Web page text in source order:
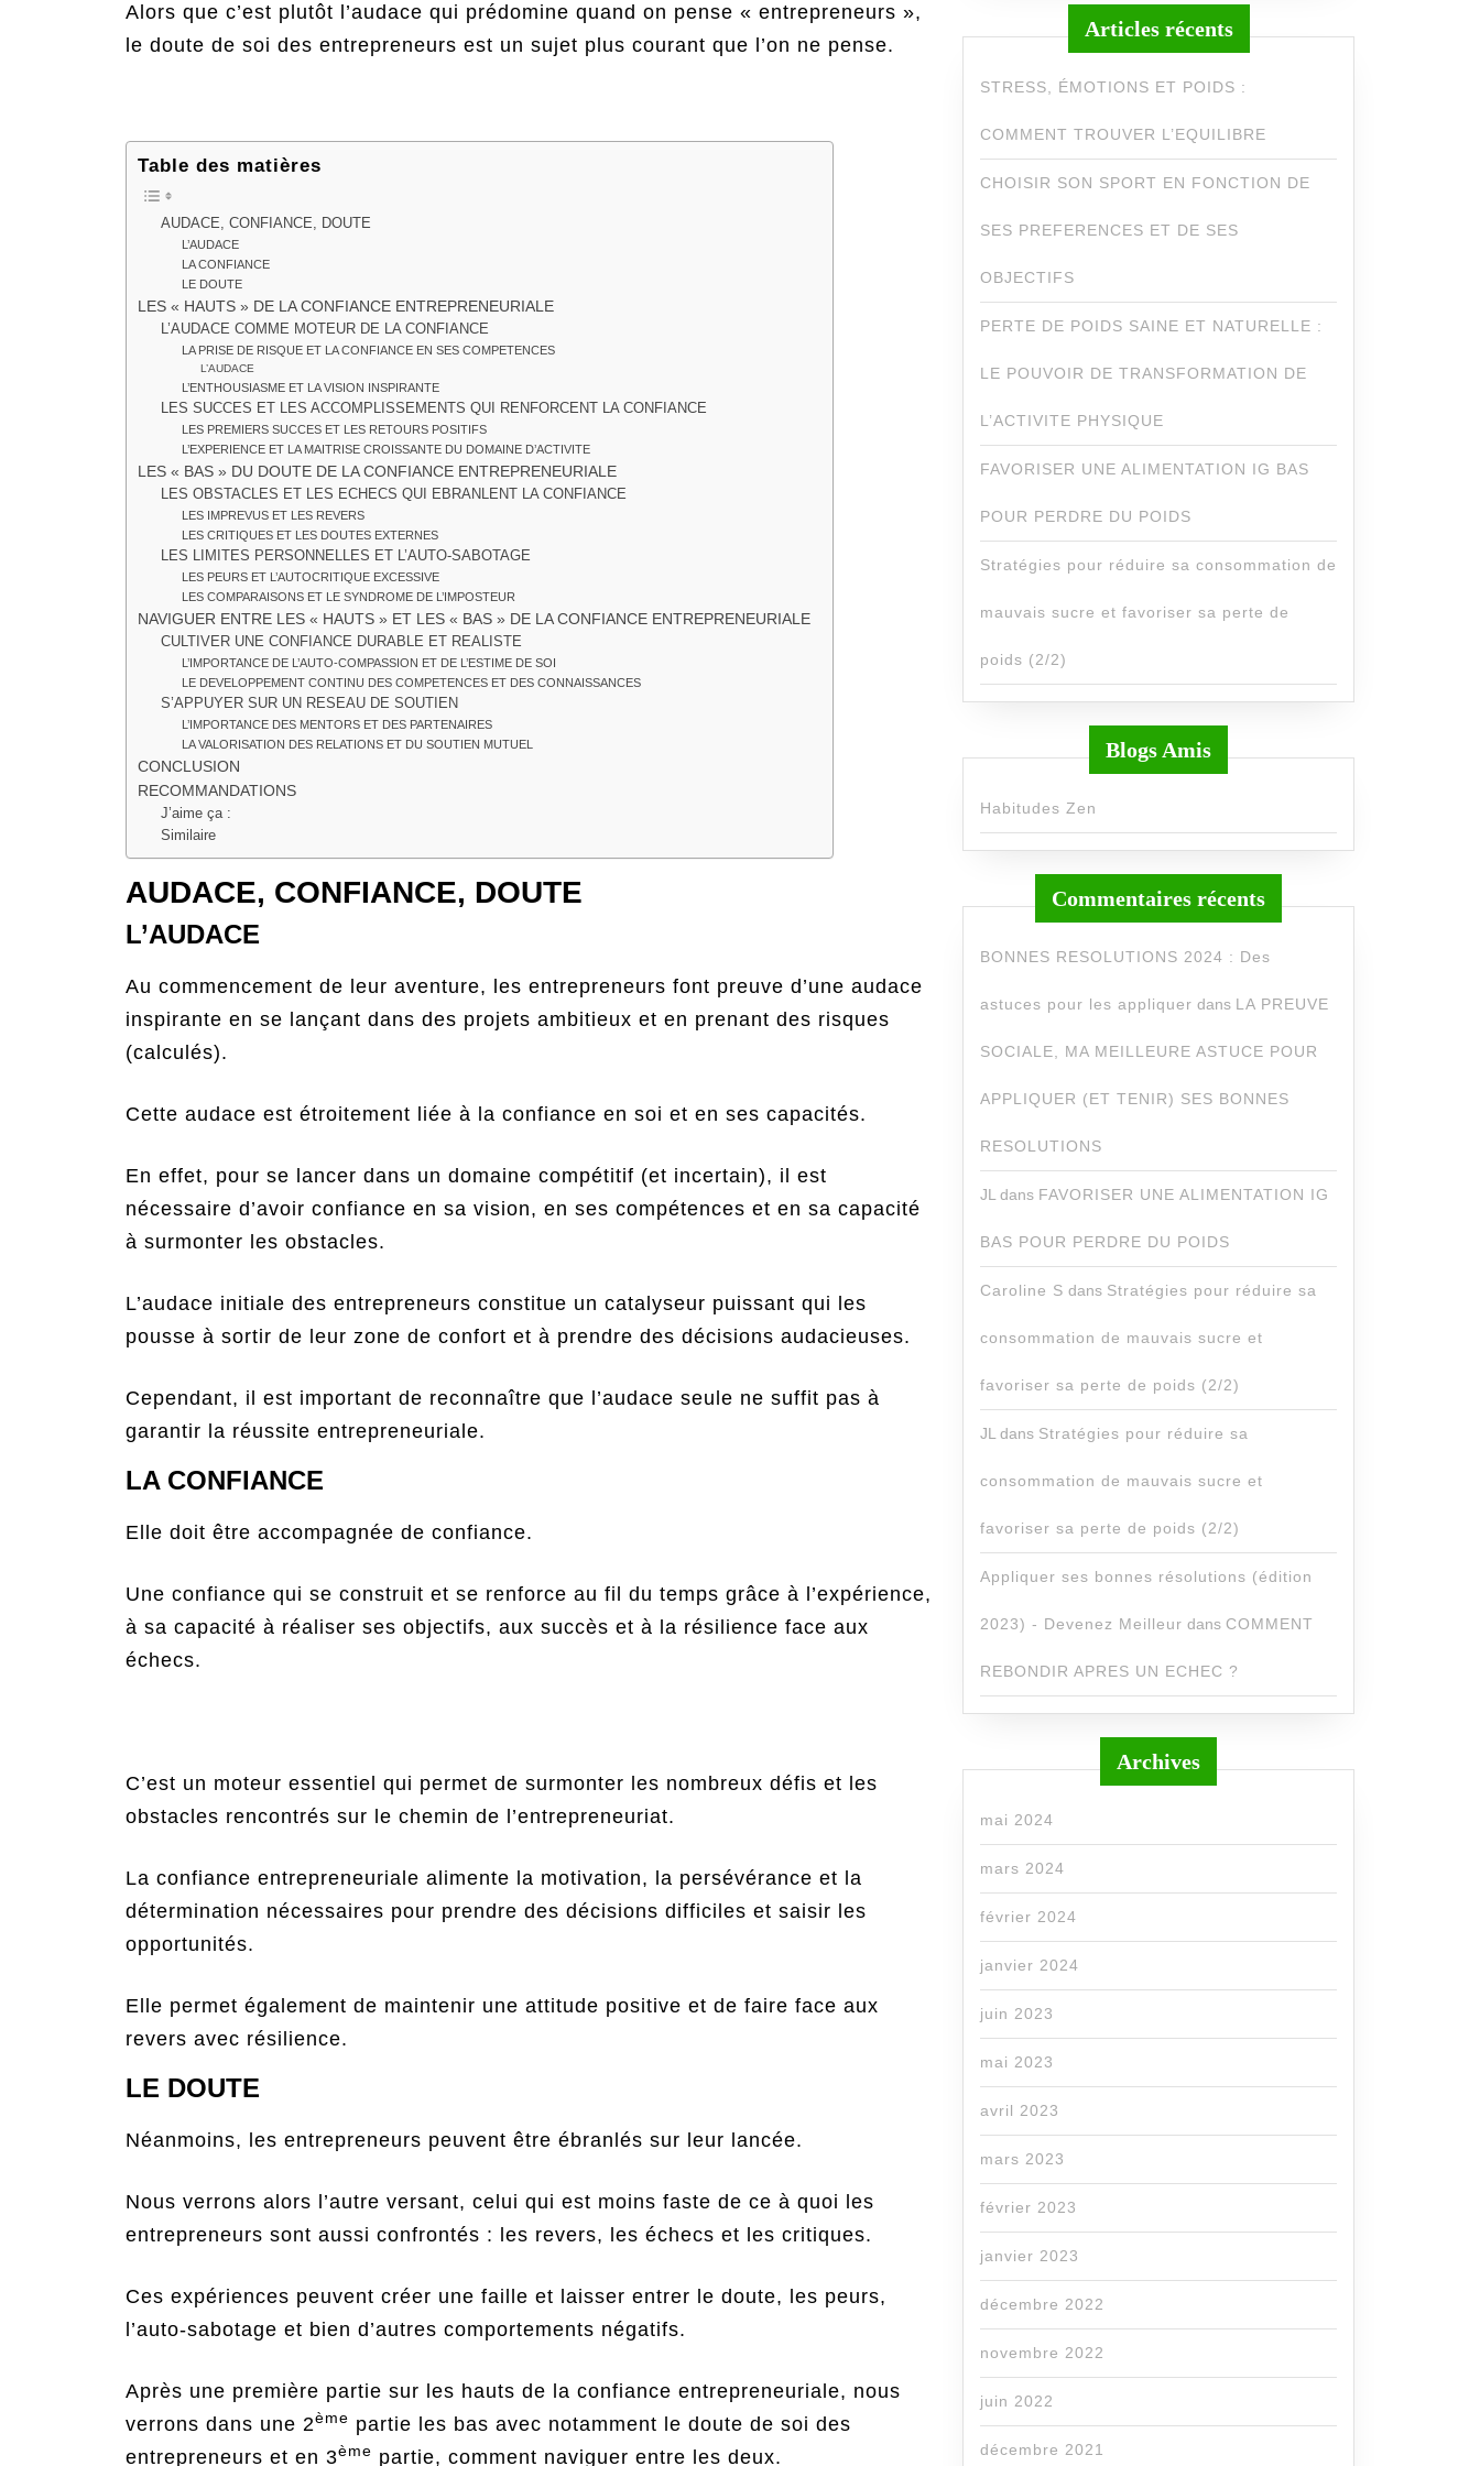
Alors que c’est plutôt l’audace qui prédomine quand on pense « entrepreneurs »,
le doute de soi des entrepreneurs est un sujet plus courant que l’on ne pense.
Table des matières
AUDACE, CONFIANCE, DOUTE
L’AUDACE
LA CONFIANCE
LE DOUTE
LES « HAUTS » DE LA CONFIANCE ENTREPRENEURIALE
L’AUDACE COMME MOTEUR DE LA CONFIANCE
LA PRISE DE RISQUE ET LA CONFIANCE EN SES COMPETENCES
L’AUDACE
L’ENTHOUSIASME ET LA VISION INSPIRANTE
LES SUCCES ET LES ACCOMPLISSEMENTS QUI RENFORCENT LA CONFIANCE
LES PREMIERS SUCCES ET LES RETOURS POSITIFS
L’EXPERIENCE ET LA MAITRISE CROISSANTE DU DOMAINE D’ACTIVITE
LES « BAS » DU DOUTE DE LA CONFIANCE ENTREPRENEURIALE
LES OBSTACLES ET LES ECHECS QUI EBRANLENT LA CONFIANCE
LES IMPREVUS ET LES REVERS
LES CRITIQUES ET LES DOUTES EXTERNES
LES LIMITES PERSONNELLES ET L’AUTO-SABOTAGE
LES PEURS ET L’AUTOCRITIQUE EXCESSIVE
LES COMPARAISONS ET LE SYNDROME DE L’IMPOSTEUR
NAVIGUER ENTRE LES « HAUTS » ET LES « BAS » DE LA CONFIANCE ENTREPRENEURIALE
CULTIVER UNE CONFIANCE DURABLE ET REALISTE
L’IMPORTANCE DE L’AUTO-COMPASSION ET DE L’ESTIME DE SOI
LE DEVELOPPEMENT CONTINU DES COMPETENCES ET DES CONNAISSANCES
S’APPUYER SUR UN RESEAU DE SOUTIEN
L’IMPORTANCE DES MENTORS ET DES PARTENAIRES
LA VALORISATION DES RELATIONS ET DU SOUTIEN MUTUEL
CONCLUSION
RECOMMANDATIONS
J’aime ça :
Similaire
AUDACE, CONFIANCE, DOUTE
L’AUDACE
Au commencement de leur aventure, les entrepreneurs font preuve d’une audace
inspirante en se lançant dans des projets ambitieux et en prenant des risques
(calculés).
Cette audace est étroitement liée à la confiance en soi et en ses capacités.
En effet, pour se lancer dans un domaine compétitif (et incertain), il est
nécessaire d’avoir confiance en sa vision, en ses compétences et en sa capacité
à surmonter les obstacles.
L’audace initiale des entrepreneurs constitue un catalyseur puissant qui les
pousse à sortir de leur zone de confort et à prendre des décisions audacieuses.
Cependant, il est important de reconnaître que l’audace seule ne suffit pas à
garantir la réussite entrepreneuriale.
LA CONFIANCE
Elle doit être accompagnée de confiance.
Une confiance qui se construit et se renforce au fil du temps grâce à l’expérience,
à sa capacité à réaliser ses objectifs, aux succès et à la résilience face aux
échecs.
C’est un moteur essentiel qui permet de surmonter les nombreux défis et les
obstacles rencontrés sur le chemin de l’entrepreneuriat.
La confiance entrepreneuriale alimente la motivation, la persévérance et la
détermination nécessaires pour prendre des décisions difficiles et saisir les
opportunités.
Elle permet également de maintenir une attitude positive et de faire face aux
revers avec résilience.
LE DOUTE
Néanmoins, les entrepreneurs peuvent être ébranlés sur leur lancée.
Nous verrons alors l’autre versant, celui qui est moins faste de ce à quoi les
entrepreneurs sont aussi confrontés : les revers, les échecs et les critiques.
Ces expériences peuvent créer une faille et laisser entrer le doute, les peurs,
l’auto-sabotage et bien d’autres comportements négatifs.
Après une première partie sur les hauts de la confiance entrepreneuriale, nous
verrons dans une 2ème partie les bas avec notamment le doute de soi des
entrepreneurs et en 3ème partie, comment naviguer entre les deux.
Articles récents
STRESS, ÉMOTIONS ET POIDS :
COMMENT TROUVER L’EQUILIBRE
CHOISIR SON SPORT EN FONCTION DE
SES PREFERENCES ET DE SES
OBJECTIFS
PERTE DE POIDS SAINE ET NATURELLE :
LE POUVOIR DE TRANSFORMATION DE
L’ACTIVITE PHYSIQUE
FAVORISER UNE ALIMENTATION IG BAS
POUR PERDRE DU POIDS
Stratégies pour réduire sa consommation de
mauvais sucre et favoriser sa perte de
poids (2/2)
Blogs Amis
Habitudes Zen
Commentaires récents
BONNES RESOLUTIONS 2024 : Des
astuces pour les appliquer dans LA PREUVE
SOCIALE, MA MEILLEURE ASTUCE POUR
APPLIQUER (ET TENIR) SES BONNES
RESOLUTIONS
JL dans FAVORISER UNE ALIMENTATION IG
BAS POUR PERDRE DU POIDS
Caroline S dans Stratégies pour réduire sa
consommation de mauvais sucre et
favoriser sa perte de poids (2/2)
JL dans Stratégies pour réduire sa
consommation de mauvais sucre et
favoriser sa perte de poids (2/2)
Appliquer ses bonnes résolutions (édition
2023) - Devenez Meilleur dans COMMENT
REBONDIR APRES UN ECHEC ?
Archives
mai 2024
mars 2024
février 2024
janvier 2024
juin 2023
mai 2023
avril 2023
mars 2023
février 2023
janvier 2023
décembre 2022
novembre 2022
juin 2022
décembre 2021